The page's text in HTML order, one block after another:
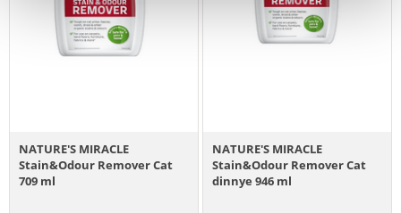
NATURE'S MIRACLE
Stain&Odour Remover Cat
709 ml
NATURE'S MIRACLE
Stain&Odour Remover Cat
dinnye 946 ml